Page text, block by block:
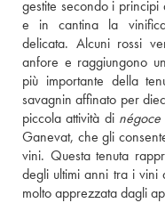
gestite secondo i principi
e in cantina la
delicata. Alcuni rossi
anfore e raggiungono
più importante della
savagnin affinato per
piccola attività di négoce
Ganevat, che gli
vini. Questa tenuta
degli ultimi anni tra i vini
molto apprezzata dagli